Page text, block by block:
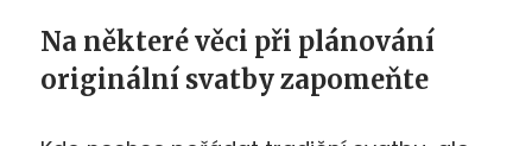
Na některé věci při plánování
originální svatby zapomeňte